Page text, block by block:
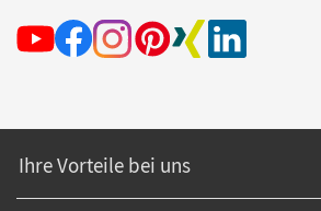
Ihre Vorteile bei uns